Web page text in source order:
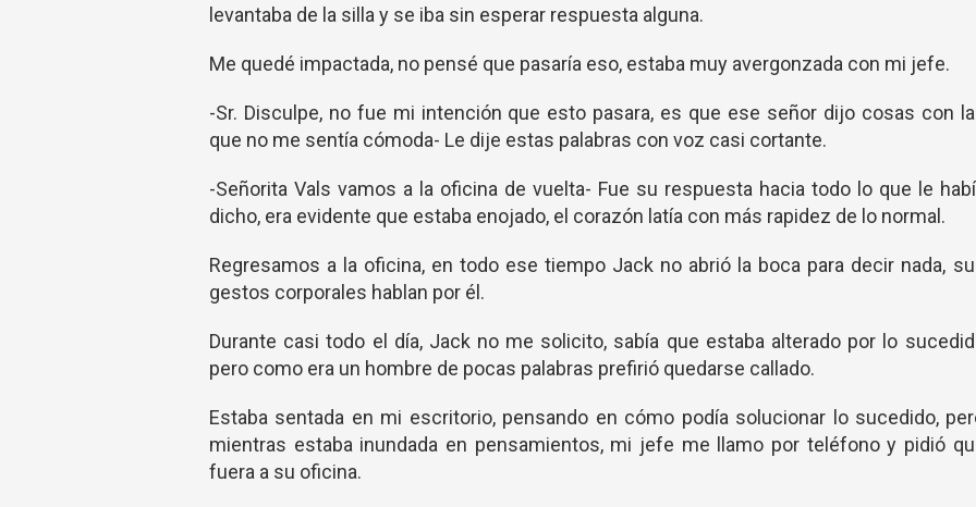
levantaba de la silla y se iba sin esperar respuesta alguna.
Me quedé impactada, no pensé que pasaría eso, estaba muy avergonzada con mi jefe.
-Sr. Disculpe, no fue mi intención que esto pasara, es que ese señor dijo cosas con
que no me sentía cómoda- Le dije estas palabras con voz casi cortante.
-Señorita Vals vamos a la oficina de vuelta- Fue su respuesta hacia todo lo que le
dicho, era evidente que estaba enojado, el corazón latía con más rapidez de lo normal.
Regresamos a la oficina, en todo ese tiempo Jack no abrió la boca para decir nada,
gestos corporales hablan por él.
Durante casi todo el día, Jack no me solicito, sabía que estaba alterado por lo
pero como era un hombre de pocas palabras prefirió quedarse callado.
Estaba sentada en mi escritorio, pensando en cómo podía solucionar lo sucedido,
mientras estaba inundada en pensamientos, mi jefe me llamo por teléfono y pidió
fuera a su oficina.